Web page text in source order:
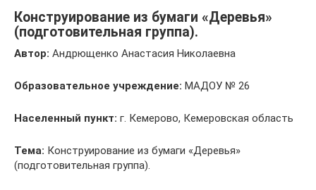
Конструирование из бумаги «Деревья»
(подготовительная группа).
Автор: Андрющенко Анастасия Николаевна
Образовательное учреждение: МАДОУ № 26
Населенный пункт: г. Кемерово, Кемеровская область
Тема: Конструирование из бумаги «Деревья»
(подготовительная группа).